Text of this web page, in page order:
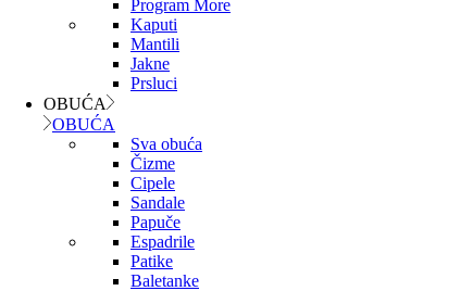
Program More
Kaputi
Mantili
Jakne
Prsluci
OBUĆA
OBUĆA
Sva obuća
Čizme
Cipele
Sandale
Papuče
Espadrile
Patike
Baletanke